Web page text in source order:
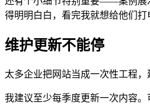
得明明白白，看完我就想给他们打
维护更新不能停
太多企业把网站当成一次性工程
我建议至少每季度更新一次内容